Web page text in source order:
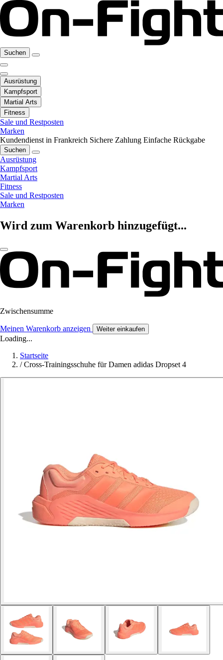
Suchen
Ausrüstung
Kampfsport
Martial Arts
Fitness
Sale und Restposten
Marken
Kundendienst in Frankreich Sichere Zahlung Einfache Rückgabe
Suchen
Ausrüstung
Kampfsport
Martial Arts
Fitness
Sale und Restposten
Marken
Wird zum Warenkorb hinzugefügt...
Zwischensumme
Meinen Warenkorb anzeigen Weiter einkaufen
Loading...
Startseite
/ Cross-Trainingsschuhe für Damen adidas Dropset 4